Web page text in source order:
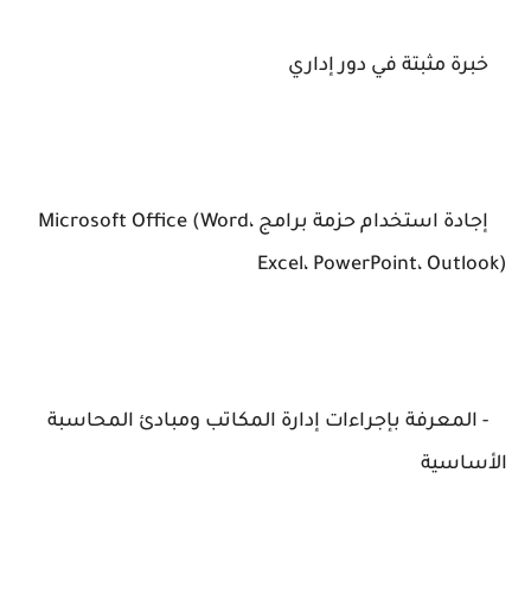
خبرة مثبتة في دور إداري
إجادة استخدام حزمة برامج Microsoft Office (Word،
Excel، PowerPoint، Outlook)
- المعرفة بإجراءات إدارة المكاتب ومبادئ المحاسبة
الأساسية